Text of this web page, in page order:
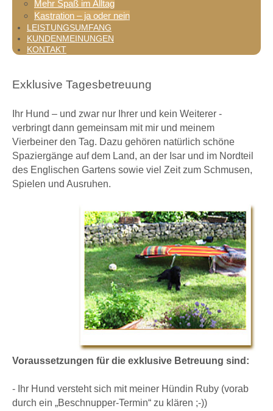
Mehr Spaß im Alltag
Kastration – ja oder nein
LEISTUNGSUMFANG
KUNDENMEINUNGEN
KONTAKT
Exklusive Tagesbetreuung
Ihr Hund – und zwar nur Ihrer und kein Weiterer -
verbringt dann gemeinsam mit mir und meinem
Vierbeiner den Tag. Dazu gehören natürlich schöne
Spaziergänge auf dem Land, an der Isar und im Nordteil
des Englischen Gartens sowie viel Zeit zum Schmusen,
Spielen und Ausruhen.
Voraussetzungen für die exklusive Betreuung sind:
- Ihr Hund versteht sich mit meiner Hündin Ruby (vorab
durch ein „Beschnupper-Termin“ zu klären ;-))